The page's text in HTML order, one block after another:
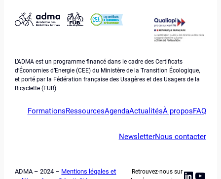
L’ADMA est un programme financé dans le cadre des Certificats
d’Économies d’Energie (CEE) du Ministère de la Transition Écologique,
et porté par la Fédération française des Usagères et des Usagers de la
Bicyclette (FUB).
FormationsRessourcesAgendaActualitésÀ proposFAQ
NewsletterNous contacter
ADMA – 2024 – Mentions légales et
Retrouvez-nous sur